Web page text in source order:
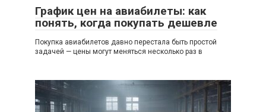
График цен на авиабилеты: как
понять, когда покупать дешевле
Покупка авиабилетов давно перестала быть простой
задачей — цены могут меняться несколько раз в